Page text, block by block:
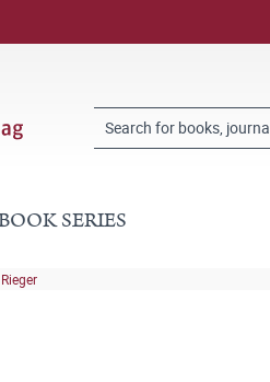
SERIES